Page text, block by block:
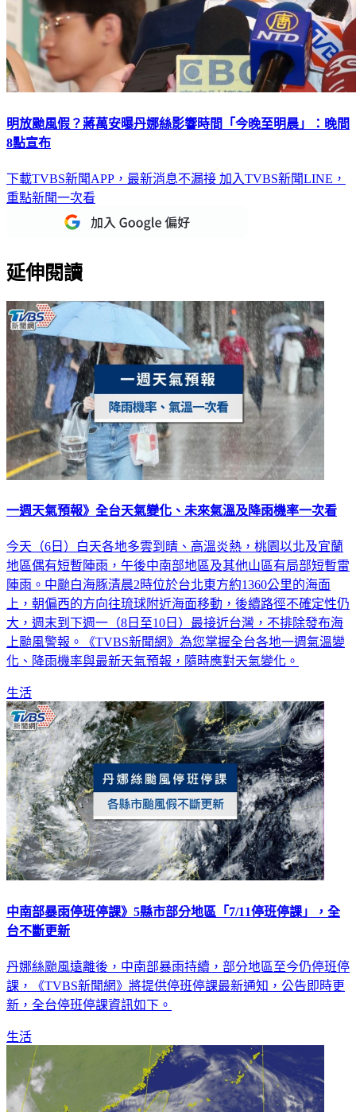
明放颱風假？蔣萬安曝丹娜絲影響時間「今晚至明晨」：晚間
8點宣布
下載TVBS新聞APP，最新消息不漏接 加入TVBS新聞LINE，
重點新聞一次看
延伸閱讀
一週天氣預報》全台天氣變化、未來氣溫及降雨機率一次看
今天（6日）白天各地多雲到晴、高溫炎熱，桃園以北及宜蘭
地區偶有短暫陣雨，午後中南部地區及其他山區有局部短暫雷
陣雨。中颱白海豚清晨2時位於台北東方約1360公里的海面
上，朝偏西的方向往琉球附近海面移動，後續路徑不確定性仍
大，週末到下週一（8日至10日）最接近台灣，不排除發布海
上颱風警報。《TVBS新聞網》為您掌握全台各地一週氣溫變
化、降雨機率與最新天氣預報，隨時應對天氣變化。
生活
中南部暴雨停班停課》5縣市部分地區「7/11停班停課」，全
台不斷更新
丹娜絲颱風遠離後，中南部暴雨持續，部分地區至今仍停班停
課，《TVBS新聞網》將提供停班停課最新通知，公告即時更
新，全台停班停課資訊如下。
生活